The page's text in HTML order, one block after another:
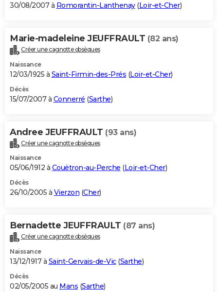
30/08/2007 à Romorantin-Lanthenay(Loir-et-Cher)
Marie-madeleine JEUFFRAULT (82 ans)
Créer une cagnotte obsèques
Naissance
12/03/1925 à Saint-Firmin-des-Prés (Loir-et-Cher)
Décès
15/07/2007 à Connerré (Sarthe)
Andree JEUFFRAULT (93 ans)
Créer une cagnotte obsèques
Naissance
05/06/1912 à Couëtron-au-Perche (Loir-et-Cher)
Décès
26/10/2005 à Vierzon (Cher)
Bernadette JEUFFRAULT (87 ans)
Créer une cagnotte obsèques
Naissance
13/12/1917 à Saint-Gervais-de-Vic(Sarthe)
Décès
02/05/2005 au Mans (Sarthe)